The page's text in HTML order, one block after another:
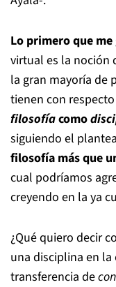
Lo primero que
virtual es la noción
la gran mayoría de
tienen con
filosofíacomo
siguiendo el
filosofía más que
cual podríamos
creyendo en la ya
¿Qué quiero decir
una disciplina en
transferencia de